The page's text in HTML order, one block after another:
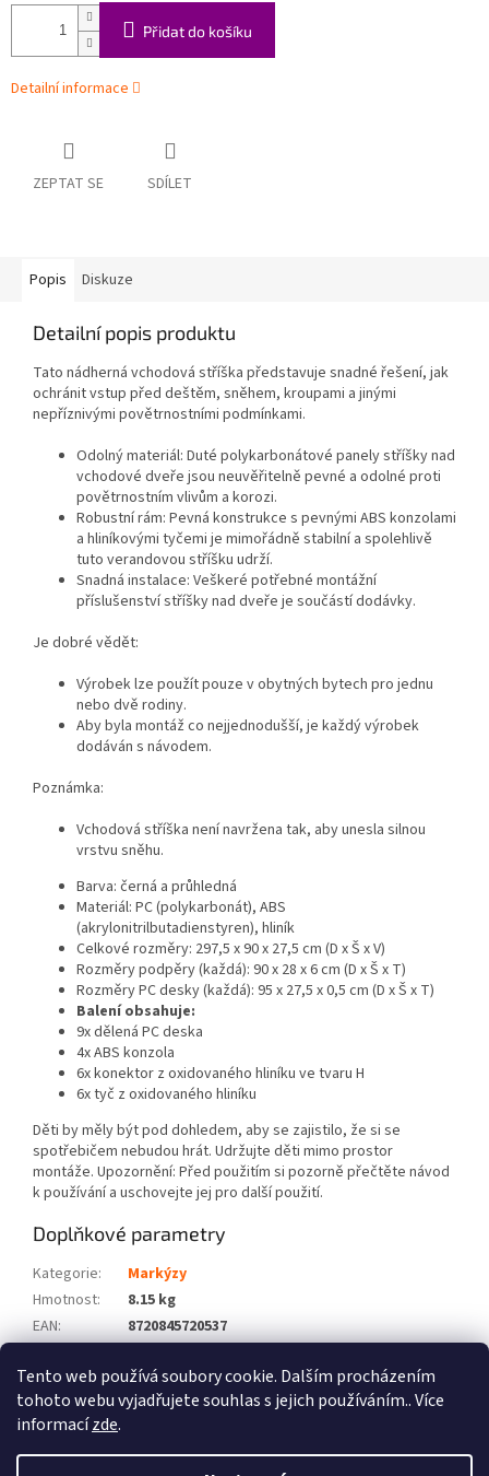
Tento web používá soubory cookie. Dalším procházením
tohoto webu vyjadřujete souhlas s jejich používáním.. Více
informacízde.
Přidat do košíku
Detailní informace
ZEPTAT SE SDÍLET
Popis Diskuze
Detailní popis produktu
Tato nádherná vchodová stříška představuje snadné řešení, jak
ochránit vstup před deštěm, sněhem, kroupami a jinými
nepříznivými povětrnostními podmínkami.
Odolný materiál: Duté polykarbonátové panely stříšky nad
vchodové dveře jsou neuvěřitelně pevné a odolné proti
povětrnostním vlivům a korozi.
Robustní rám: Pevná konstrukce s pevnými ABS konzolami
a hliníkovými tyčemi je mimořádně stabilní a spolehlivě
tuto verandovou stříšku udrží.
Snadná instalace: Veškeré potřebné montážní
příslušenství stříšky nad dveře je součástí dodávky.
Je dobré vědět:
Výrobek lze použít pouze v obytných bytech pro jednu
nebo dvě rodiny.
Aby byla montáž co nejjednodušší, je každý výrobek
dodáván s návodem.
Poznámka:
Vchodová stříška není navržena tak, aby unesla silnou
vrstvu sněhu.
Barva: černá a průhledná
Materiál: PC (polykarbonát), ABS
(akrylonitrilbutadienstyren), hliník
Celkové rozměry: 297,5 x 90 x 27,5 cm (D x Š x V)
Rozměry podpěry (každá): 90 x 28 x 6 cm (D x Š x T)
Rozměry PC desky (každá): 95 x 27,5 x 0,5 cm (D x Š x T)
Balení obsahuje:
9x dělená PC deska
4x ABS konzola
6x konektor z oxidovaného hliníku ve tvaru H
6x tyč z oxidovaného hliníku
Děti by měly být pod dohledem, aby se zajistilo, že si se
spotřebičem nebudou hrát. Udržujte děti mimo prostor
montáže. Upozornění: Před použitím si pozorně přečtěte návod
k používání a uschovejte jej pro další použití.
Doplňkové parametry
Kategorie:
Markýzy
Hmotnost:
8.15 kg
EAN:
8720845720537
Počet balíků: 1